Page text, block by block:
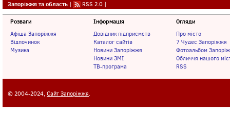
Запоріжжя та область | RSS 2.0 |
Розваги
Афіша Запоріжжя
Відпочинок
Музика
Інформація
Довідник підприємств
Каталог сайтів
Новини Запоріжжя
Новини ЗМІ
ТВ-програма
Огляди
Про місто
7 Чудес Запоріжжя
Фотоальбом
Обличчя нашого
RSS
© 2004-2024, Сайт Запоріжжя.